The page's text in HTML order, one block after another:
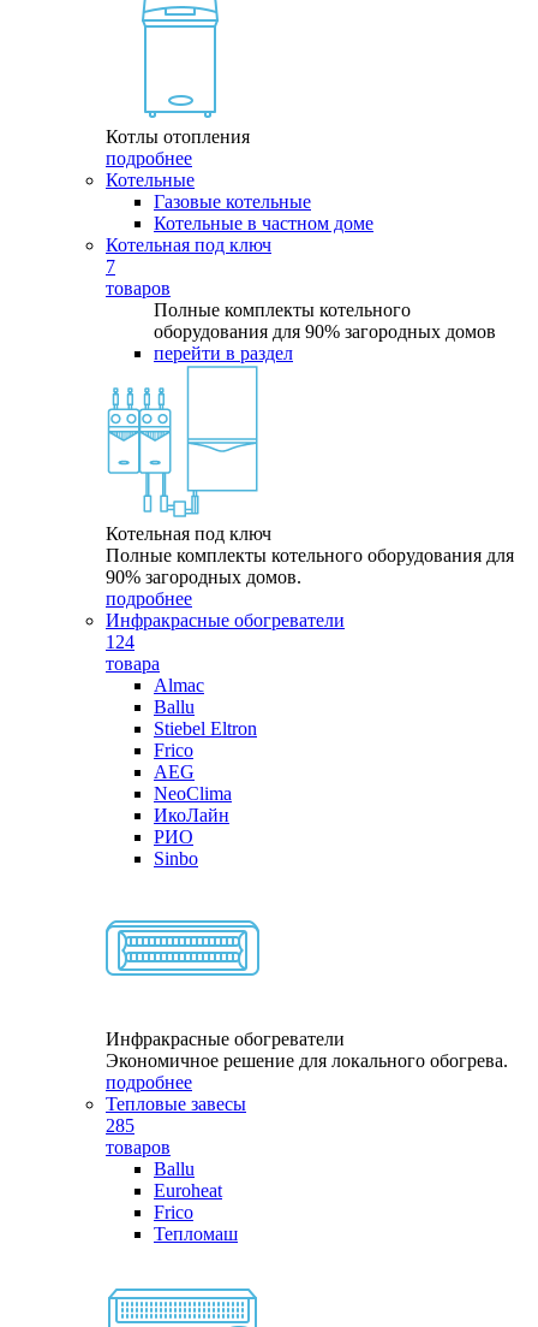
Котлы отопления
подробнее
Котельные
Газовые котельные
Котельные в частном доме
Котельная под ключ
7
товаров
Полные комплекты котельного
оборудования для 90% загородных домов
перейти в раздел
Котельная под ключ
Полные комплекты котельного оборудования для
90% загородных домов.
подробнее
Инфракрасные обогреватели
124
товара
Almac
Ballu
Stiebel Eltron
Frico
AEG
NeoClima
ИкоЛайн
РИО
Sinbo
Инфракрасные обогреватели
Экономичное решение для локального обогрева.
подробнее
Тепловые завесы
285
товаров
Ballu
Euroheat
Frico
Тепломаш